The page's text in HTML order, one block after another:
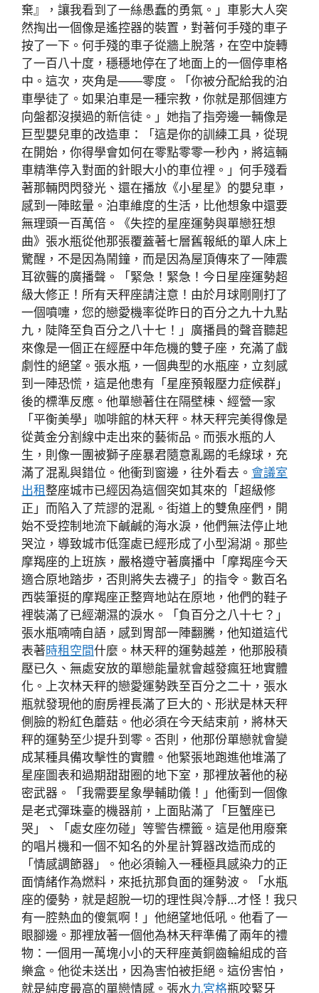
棄』，讓我看到了一絲愚蠢的勇氣。」車影大人突
然掏出一個像是遙控器的裝置，對著何手殘的車子
按了一下。何手殘的車子從牆上脫落，在空中旋轉
了一百八十度，穩穩地停在了地面上的一個停車格
中。這次，夾角是——零度。「你被分配給我的泊
車學徒了。如果泊車是一種宗教，你就是那個連方
向盤都沒摸過的新信徒。」她指了指旁邊一輛像是
巨型嬰兒車的改造車：「這是你的訓練工具，從現
在開始，你得學會如何在零點零零一秒內，將這輛
車精準停入對面的針眼大小的車位裡。」何手殘看
著那輛閃閃發光、還在播放《小星星》的嬰兒車，
感到一陣眩暈。泊車維度的生活，比他想象中還要
無理頭一百萬倍。《失控的星座運勢與單戀狂想
曲》張水瓶從他那張覆蓋著七層舊報紙的單人床上
驚醒，不是因為鬧鐘，而是因為屋頂傳來了一陣震
耳欲聾的廣播聲。「緊急！緊急！今日星座運勢超
級大修正！所有天秤座請注意！由於月球剛剛打了
一個噴嚏，您的戀愛機率從昨日的百分之九十九點
九，陡降至負百分之八十七！」廣播員的聲音聽起
來像是一個正在經歷中年危機的雙子座，充滿了戲
劇性的絕望。張水瓶，一個典型的水瓶座，立刻感
到一陣恐慌，這是他患有「星座預報壓力症候群」
後的標準反應。他單戀著住在隔壁棟、經營一家
「平衡美學」咖啡館的林天秤。林天秤完美得像是
從黃金分割線中走出來的藝術品。而張水瓶的人
生，則像一團被獅子座暴君隨意亂踢的毛線球，充
滿了混亂與錯位。他衝到窗邊，往外看去。 會議室
出租整座城市已經因為這個突如其來的「超級修
正」而陷入了荒謬的混亂。街道上的雙魚座們，開
始不受控制地流下鹹鹹的海水淚，他們無法停止地
哭泣，導致城市低窪處已經形成了小型潟湖。那些
摩羯座的上班族，嚴格遵守著廣播中「摩羯座今天
適合原地踏步，否則將失去襪子」的指令。數百名
西裝筆挺的摩羯座正整齊地站在原地，他們的鞋子
裡裝滿了已經潮濕的淚水。「負百分之八十七？」
張水瓶喃喃自語，感到胃部一陣翻騰，他知道這代
表著時租空間什麼。林天秤的運勢越差，他那股積
壓已久、無處安放的單戀能量就會越發瘋狂地實體
化。上次林天秤的戀愛運勢跌至百分之二十，張水
瓶就發現他的廚房裡長滿了巨大的、形狀是林天秤
側臉的粉紅色蘑菇。他必須在今天結束前，將林天
秤的運勢至少提升到零。否則，他那份單戀就會變
成某種具備攻擊性的實體。他緊張地跑進他堆滿了
星座圖表和過期甜甜圈的地下室，那裡放著他的秘
密武器。「我需要星象學輔助儀！」他衝到一個像
是老式彈珠臺的機器前，上面貼滿了「巨蟹座已
哭」、「處女座勿碰」等警告標籤。這是他用廢棄
的唱片機和一個不知名的外星計算器改造而成的
「情感調節器」。他必須輸入一種極具感染力的正
面情緒作為燃料，來抵抗那負面的運勢波。「水瓶
座的優勢，就是超脫一切的理性與冷靜…才怪！我只
有一腔熱血的傻氣啊！」他絕望地低吼。他看了一
眼腳邊。那裡放著一個他為林天秤準備了兩年的禮
物：一個用一萬塊小小的天秤座黃銅齒輪組成的音
樂盒。他從未送出，因為害怕被拒絕。這份害怕，
就是純度最高的單戀情感。張水九宮格瓶咬緊牙